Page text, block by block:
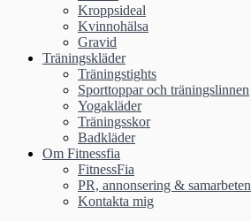
Kroppsideal
Kvinnohälsa
Gravid
Träningskläder
Träningstights
Sporttoppar och träningslinnen
Yogakläder
Träningsskor
Badkläder
Om Fitnessfia
FitnessFia
PR, annonsering & samarbeten
Kontakta mig